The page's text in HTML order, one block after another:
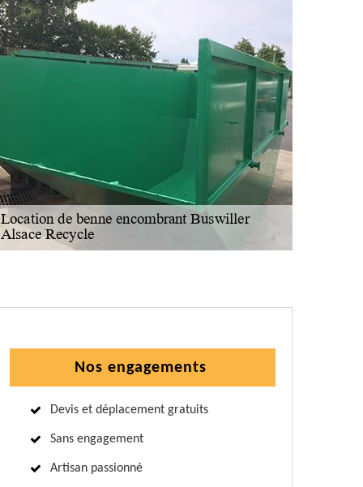
Nos engagements
Devis et déplacement gratuits
Sans engagement
Artisan passionné